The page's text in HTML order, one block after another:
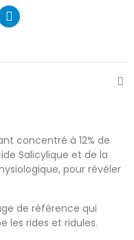
concentré à 12% de
Salicylique et de la
pour révéler
âge de référence qui
les rides et ridules.